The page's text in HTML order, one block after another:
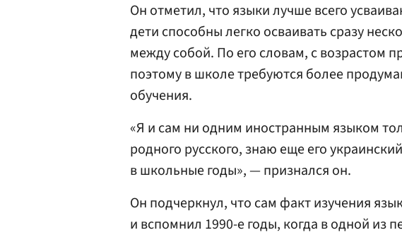
Он отметил, что языки лучше всего
дети способны легко осваивать сразу
между собой. По его словам, с возрастом
поэтому в школе требуются более
обучения.
«Я и сам ни одним иностранным языком
родного русского, знаю еще его
в школьные годы», — признался он.
Он подчеркнул, что сам факт изучения
и вспомнил 1990-е годы, когда в одной из